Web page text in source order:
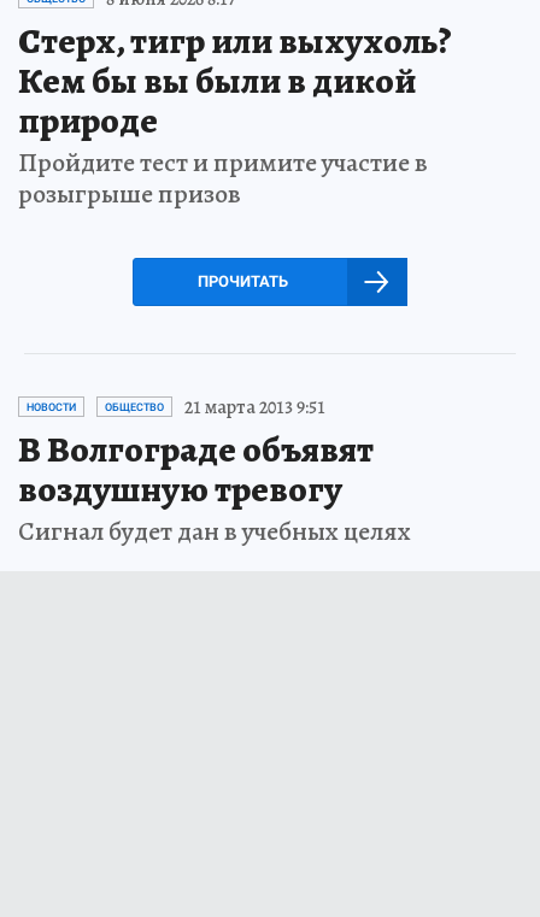
Стерх, тигр или выхухоль?
Кем бы вы были в дикой
природе
Пройдите тест и примите участие в
розыгрыше призов
ПРОЧИТАТЬ
НОВОСТИ ОБЩЕСТВО 21 марта 2013 9:51
В Волгограде объявят
воздушную тревогу
Сигнал будет дан в учебных целях